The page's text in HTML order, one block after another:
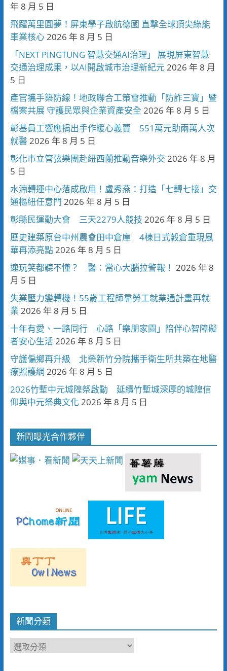
年 8 月 5 日
飛躍萬里圓夢！屏東學子啟航德國 直擊全球頂尖綠能
車業核心2026 年 8 月 5 日
「NEXT PINGTUNG 智慧交通AI治理」 展現屏東智慧
交通治理成果，以AI開啟城市治理新紀元2026 年 8 月
5 日
產官攜手築防線！地政聯合工策會推動「防詐三寶」暨
檔案共展 守護民眾與企業資產安全 2026 年 8 月 5 日
彰基員工響應捐出手作暖心義賣 551萬元助兩萬人次
就醫2026 年 8 月 5 日
彰化市立管弦樂團赴紐西蘭推動音樂外交 2026 年 8 月
5 日
水湳轉運中心落成啟用！盧秀燕：打造「七轉七接」交
通樞紐任意門 2026 年 8 月 5 日
彰縣民運動大會 三天2279人競技 2026 年 8 月 5 日
歷史建築原台中州農會田中倉庫 4棟日式穀倉重現風
華再添亮點2026 年 8 月 5 日
連玩笑都聽不懂？ 醫：當心大腦拉警報！ 2026 年 8
月 5 日
失業壓力變轉機！55歲工程師靠勞工就業通計畫再就
業 2026 年 8 月 5 日
十年有愛、一路同行 心路「樂朋家園」陪伴心智障礙
者安心生活2026 年 8 月 5 日
守護偏鄉再升級 北榮新竹分院攜手衛生所共築在地醫
療照護網 2026 年 8 月 5 日
2026竹塹中元城隍祭啟動 延續竹塹城深厚的城隍信
仰與中元祭典文化 2026 年 8 月 5 日
新聞曝光合作夥伴
新聞分類
新